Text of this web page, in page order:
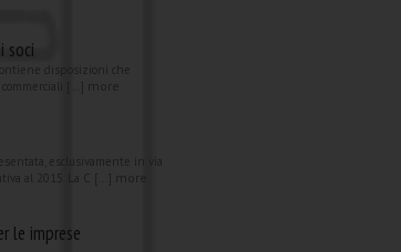
soci
disposizioni che
[...] more
esclusivamente in via
al 2015. La C [...] more
le imprese